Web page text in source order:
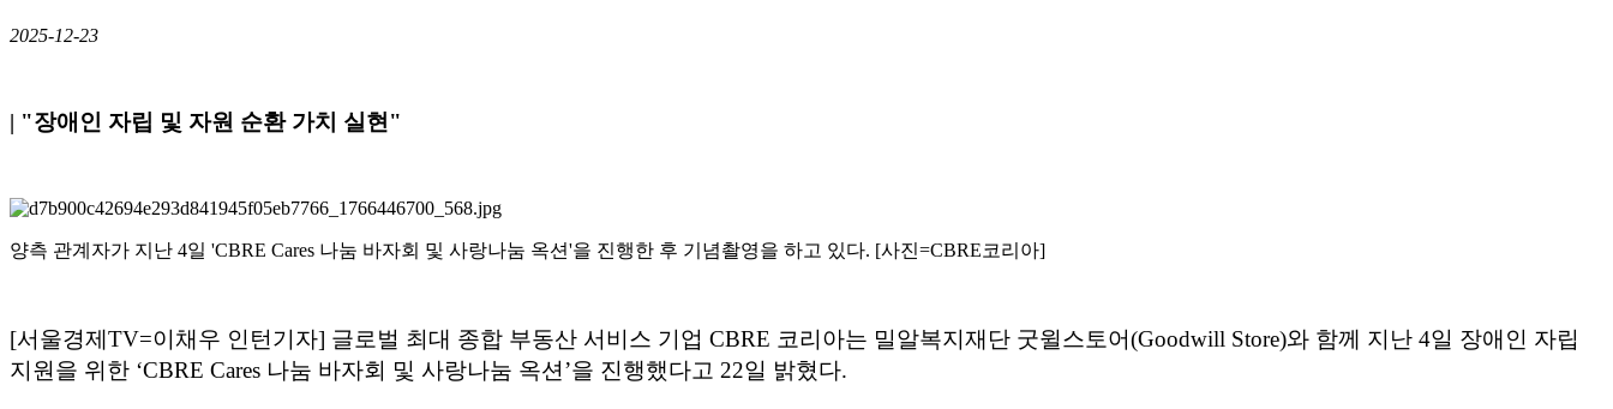
2025-12-23
| "장애인 자립 및 자원 순환 가치 실현"
양측 관계자가 지난 4일 'CBRE Cares 나눔 바자회 및 사랑나눔 옥션'을 진행한 후 기념촬영을 하고 있다. [사진=CBRE코리아]
[서울경제TV=이채우 인턴기자] 글로벌 최대 종합 부동산 서비스 기업 CBRE 코리아는 밀알복지재단 굿윌스토어(Goodwill Store)와 함께 지난 4일 장애인 자립
지원을 위한 ‘CBRE Cares 나눔 바자회 및 사랑나눔 옥션’을 진행했다고 22일 밝혔다.